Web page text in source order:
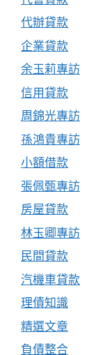
代辦貸款
企業貸款
余玉莉專訪
信用貸款
周錦光專訪
孫鴻貴專訪
小額借款
張佩甄專訪
房屋貸款
林玉卿專訪
民間貸款
汽機車貸款
理債知識
精選文章
負債整合